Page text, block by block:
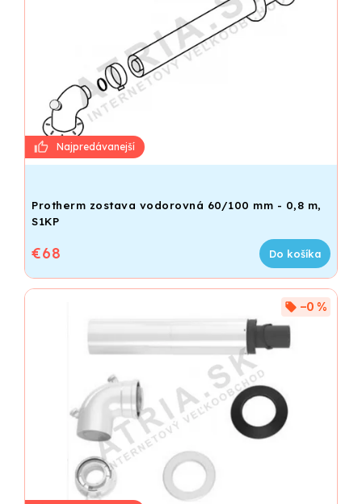
Protherm zostava vodorovná 60/100 mm - 0,8 m,
S1KP
€68 Do košíka
–0 %